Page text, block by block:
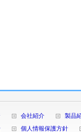
会社紹介 製品
個人情報保護方針